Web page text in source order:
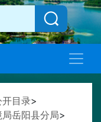
目录>
岳阳县分局>